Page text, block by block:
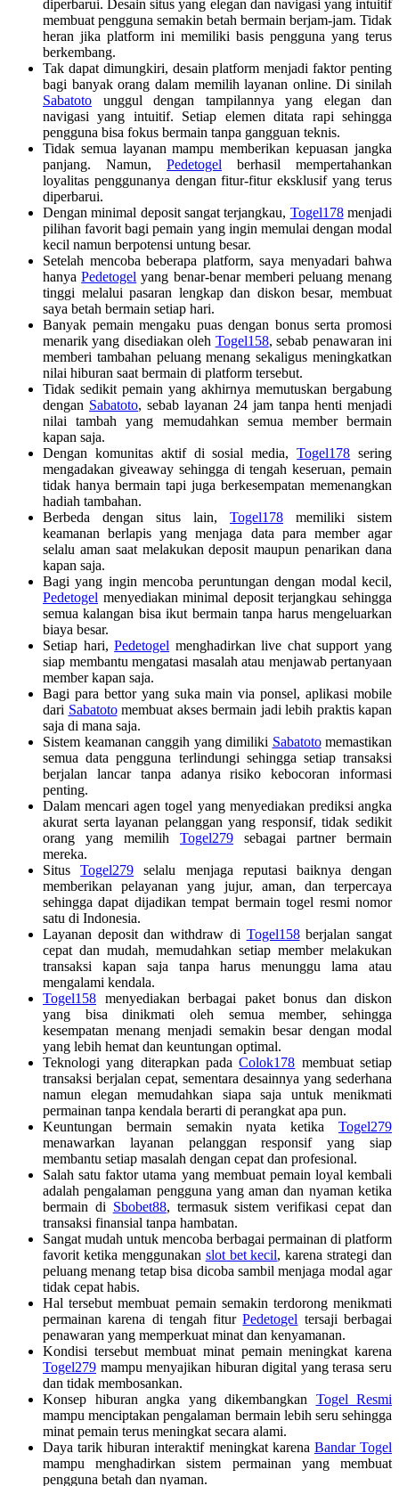
diperbarui. Desain situs yang elegan dan navigasi yang intuitif
membuat pengguna semakin betah bermain berjam-jam. Tidak
heran jika platform ini memiliki basis pengguna yang terus
berkembang.
Tak dapat dimungkiri, desain platform menjadi faktor penting
bagi banyak orang dalam memilih layanan online. Di sinilah
Sabatoto unggul dengan tampilannya yang elegan dan
navigasi yang intuitif. Setiap elemen ditata rapi sehingga
pengguna bisa fokus bermain tanpa gangguan teknis.
Tidak semua layanan mampu memberikan kepuasan jangka
panjang. Namun, Pedetogel berhasil mempertahankan
loyalitas penggunanya dengan fitur-fitur eksklusif yang terus
diperbarui.
Dengan minimal deposit sangat terjangkau, Togel178menjadi
pilihan favorit bagi pemain yang ingin memulai dengan modal
kecil namun berpotensi untung besar.
Setelah mencoba beberapa platform, saya menyadari bahwa
hanyaPedetogel yang benar-benar memberi peluang menang
tinggi melalui pasaran lengkap dan diskon besar, membuat
saya betah bermain setiap hari.
Banyak pemain mengaku puas dengan bonus serta promosi
menarik yang disediakan oleh Togel158, sebab penawaran ini
memberi tambahan peluang menang sekaligus meningkatkan
nilai hiburan saat bermain di platform tersebut.
Tidak sedikit pemain yang akhirnya memutuskan bergabung
dengan Sabatoto, sebab layanan 24 jam tanpa henti menjadi
nilai tambah yang memudahkan semua member bermain
kapan saja.
Dengan komunitas aktif di sosial media,Togel178 sering
mengadakan giveaway sehingga di tengah keseruan, pemain
tidak hanya bermain tapi juga berkesempatan memenangkan
hadiah tambahan.
Berbeda dengan situs lain, Togel178 memiliki sistem
keamanan berlapis yang menjaga data para member agar
selalu aman saat melakukan deposit maupun penarikan dana
kapan saja.
Bagi yang ingin mencoba peruntungan dengan modal kecil,
Pedetogel menyediakan minimal deposit terjangkau sehingga
semua kalangan bisa ikut bermain tanpa harus mengeluarkan
biaya besar.
Setiap hari,Pedetogel menghadirkan live chat support yang
siap membantu mengatasi masalah atau menjawab pertanyaan
member kapan saja.
Bagi para bettor yang suka main via ponsel, aplikasi mobile
dari Sabatotomembuat akses bermain jadi lebih praktis kapan
saja di mana saja.
Sistem keamanan canggih yang dimiliki Sabatotomemastikan
semua data pengguna terlindungi sehingga setiap transaksi
berjalan lancar tanpa adanya risiko kebocoran informasi
penting.
Dalam mencari agen togel yang menyediakan prediksi angka
akurat serta layanan pelanggan yang responsif, tidak sedikit
orang yang memilih Togel279 sebagai partner bermain
mereka.
SitusTogel279 selalu menjaga reputasi baiknya dengan
memberikan pelayanan yang jujur, aman, dan terpercaya
sehingga dapat dijadikan tempat bermain togel resmi nomor
satu di Indonesia.
Layanan deposit dan withdraw di Togel158berjalan sangat
cepat dan mudah, memudahkan setiap member melakukan
transaksi kapan saja tanpa harus menunggu lama atau
mengalami kendala.
Togel158 menyediakan berbagai paket bonus dan diskon
yang bisa dinikmati oleh semua member, sehingga
kesempatan menang menjadi semakin besar dengan modal
yang lebih hemat dan keuntungan optimal.
Teknologi yang diterapkan padaColok178 membuat setiap
transaksi berjalan cepat, sementara desainnya yang sederhana
namun elegan memudahkan siapa saja untuk menikmati
permainan tanpa kendala berarti di perangkat apa pun.
Keuntungan bermain semakin nyata ketika Togel279
menawarkan layanan pelanggan responsif yang siap
membantu setiap masalah dengan cepat dan profesional.
Salah satu faktor utama yang membuat pemain loyal kembali
adalah pengalaman pengguna yang aman dan nyaman ketika
bermain di Sbobet88, termasuk sistem verifikasi cepat dan
transaksi finansial tanpa hambatan.
Sangat mudah untuk mencoba berbagai permainan di platform
favorit ketika menggunakan slot bet kecil, karena strategi dan
peluang menang tetap bisa dicoba sambil menjaga modal agar
tidak cepat habis.
Hal tersebut membuat pemain semakin terdorong menikmati
permainan karena di tengah fiturPedetogel tersaji berbagai
penawaran yang memperkuat minat dan kenyamanan.
Kondisi tersebut membuat minat pemain meningkat karena
Togel279 mampu menyajikan hiburan digital yang terasa seru
dan tidak membosankan.
Konsep hiburan angka yang dikembangkan Togel Resmi
mampu menciptakan pengalaman bermain lebih seru sehingga
minat pemain terus meningkat secara alami.
Daya tarik hiburan interaktif meningkat karena Bandar Togel
mampu menghadirkan sistem permainan yang membuat
pengguna betah dan nyaman.